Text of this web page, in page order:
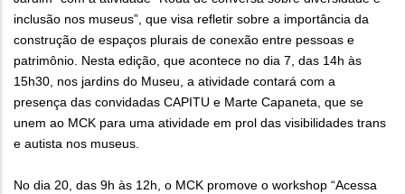
inclusão nos museus”, que visa refletir sobre a importância da
construção de espaços plurais de conexão entre pessoas e
patrimônio. Nesta edição, que acontece no dia 7, das 14h às
15h30, nos jardins do Museu, a atividade contará com a
presença das convidadas CAPITU e Marte Capaneta, que se
unem ao MCK para uma atividade em prol das visibilidades trans
e autista nos museus.
No dia 20, das 9h às 12h, o MCK promove o workshop “Acessa